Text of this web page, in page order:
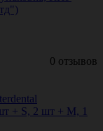
0 отзывов
+ S, 2 шт + M, 1